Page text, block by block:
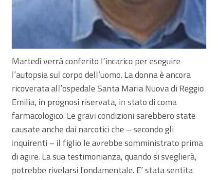
Martedì verrà conferito l’incarico per eseguire
l’autopsia sul corpo dell’uomo. La donna è ancora
ricoverata all’ospedale Santa Maria Nuova di Reggio
Emilia, in prognosi riservata, in stato di coma
farmacologico. Le gravi condizioni sarebbero state
causate anche dai narcotici che – secondo gli
inquirenti – il figlio le avrebbe somministrato prima
di agire. La sua testimonianza, quando si sveglierà,
potrebbe rivelarsi fondamentale. E’ stata sentita